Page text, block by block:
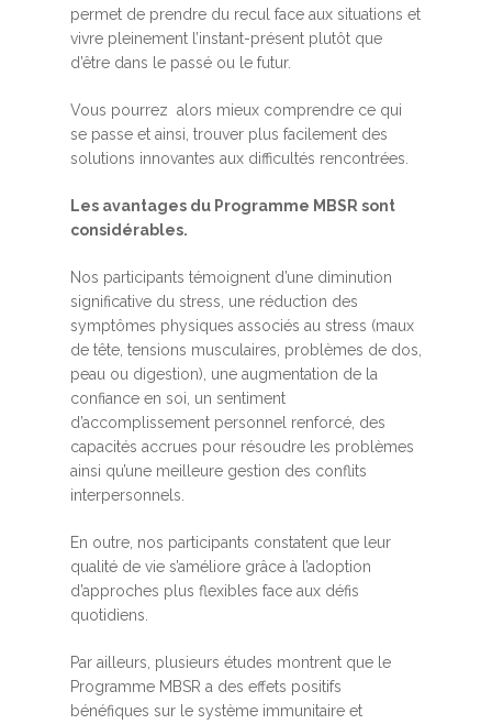
permet de prendre du recul face aux situations et
vivre pleinement l’instant-présent plutôt que
d’être dans le passé ou le futur.
Vous pourrez alors mieux comprendre ce qui
se passe et ainsi, trouver plus facilement des
solutions innovantes aux difficultés rencontrées.
Les avantages du Programme MBSR sont
considérables.
Nos participants témoignent d’une diminution
significative du stress, une réduction des
symptômes physiques associés au stress (maux
de tête, tensions musculaires, problèmes de dos,
peau ou digestion), une augmentation de la
confiance en soi, un sentiment
d’accomplissement personnel renforcé, des
capacités accrues pour résoudre les problèmes
ainsi qu’une meilleure gestion des conflits
interpersonnels.
En outre, nos participants constatent que leur
qualité de vie s’améliore grâce à l’adoption
d’approches plus flexibles face aux défis
quotidiens.
Par ailleurs, plusieurs études montrent que le
Programme MBSR a des effets positifs
bénéfiques sur le système immunitaire et